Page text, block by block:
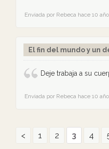
Enviada por Rebeca hace 10
El fin del mundo y un
Deje trabaja a su
Enviada por Rebeca hace 10
< 1 2 3 4